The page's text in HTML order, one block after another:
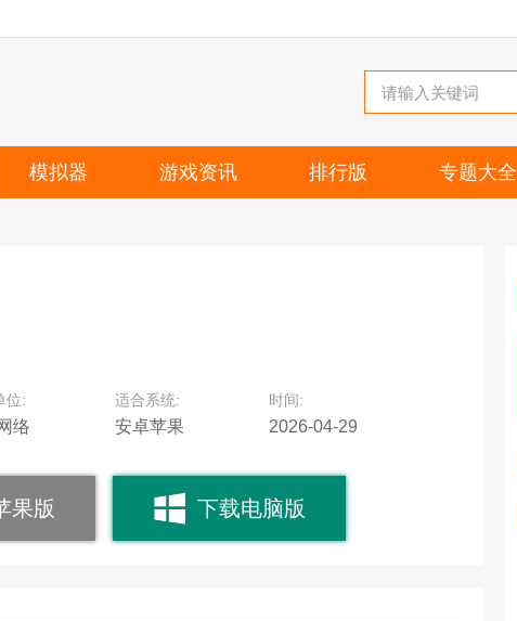
模拟器 游戏资讯 排行版 专题大全
位:
络
适合系统:
安卓苹果
时间:
2026-04-29
果版 下载电脑版